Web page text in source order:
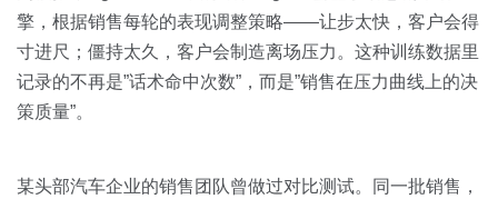
擎，根据销售每轮的表现调整策略——让步太快，客户会得
寸进尺；僵持太久，客户会制造离场压力。这种训练数据里
记录的不再是”话术命中次数”，而是”销售在压力曲线上的决
策质量”。
某头部汽车企业的销售团队曾做过对比测试。同一批销售，